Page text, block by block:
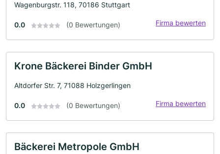
Wagenburgstr. 118, 70186 Stuttgart
0.0 (0 Bewertungen) Firma bewerten
Krone Bäckerei Binder GmbH
Altdorfer Str. 7, 71088 Holzgerlingen
0.0 (0 Bewertungen) Firma bewerten
Bäckerei Metropole GmbH